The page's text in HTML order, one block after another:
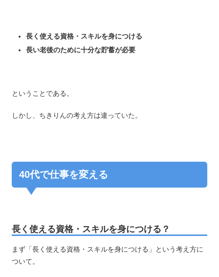
長く使える資格・スキルを身につける
長い老後のために十分な貯蓄が必要
ということである。
しかし、ちきりんの考え方は違っていた。
40代で仕事を変える
長く使える資格・スキルを身につける？
まず「長く使える資格・スキルを身につける」という考え方に
ついて。